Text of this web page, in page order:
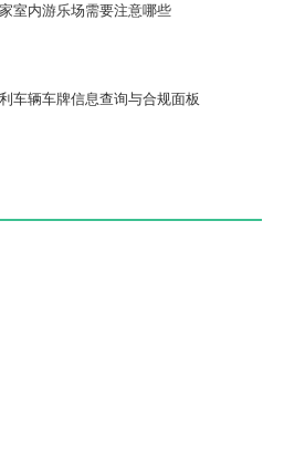
室内游乐场需要注意哪些
利车辆车牌信息查询与合规面板